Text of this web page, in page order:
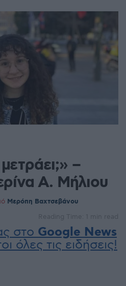
–
Α. Μήλιου
Μερόπη Βαχτσεβάνου
Reading Time: 1 min read
στο Google News
όλες τις ειδήσεις!